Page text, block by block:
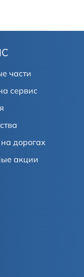
части
сервис
дорогах
акции